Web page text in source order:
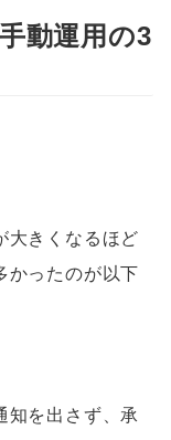
動運用の3
大きくなるほど
かったのが以下
知を出さず、承